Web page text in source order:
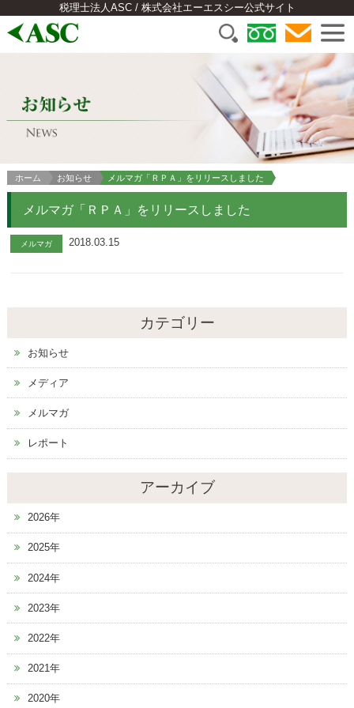
税理士法人ASC / 株式会社エーエスシー公式サイト
ホーム お知らせ メルマガ「ＲＰＡ」をリリースしました
メルマガ「ＲＰＡ」をリリースしました
メルマガ 2018.03.15
カテゴリー
お知らせ
メディア
メルマガ
レポート
アーカイブ
2026年
2025年
2024年
2023年
2022年
2021年
2020年